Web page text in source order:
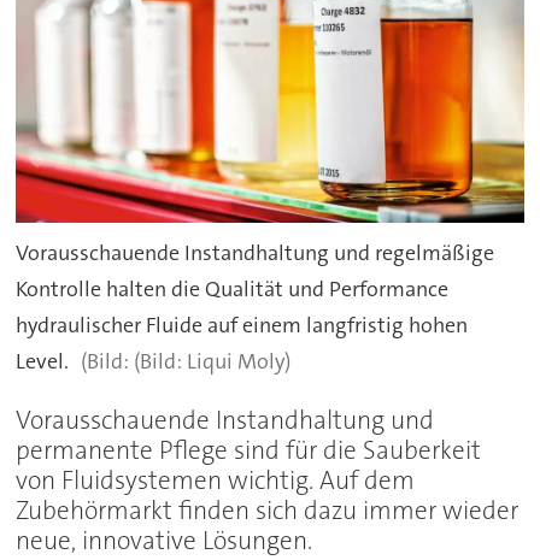
Vorausschauende Instandhaltung und regelmäßige
Kontrolle halten die Qualität und Performance
hydraulischer Fluide auf einem langfristig hohen
Level.
(Bild: Liqui Moly)
Vorausschauende Instandhaltung und
permanente Pflege sind für die Sauberkeit
von Fluidsystemen wichtig. Auf dem
Zubehörmarkt finden sich dazu immer wieder
neue, innovative Lösungen.